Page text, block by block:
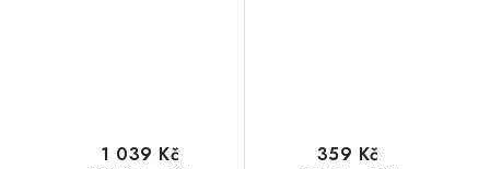
1 039 Kč 359 Kč